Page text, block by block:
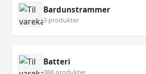
Bardunstrammer
3 produkter
Batteri